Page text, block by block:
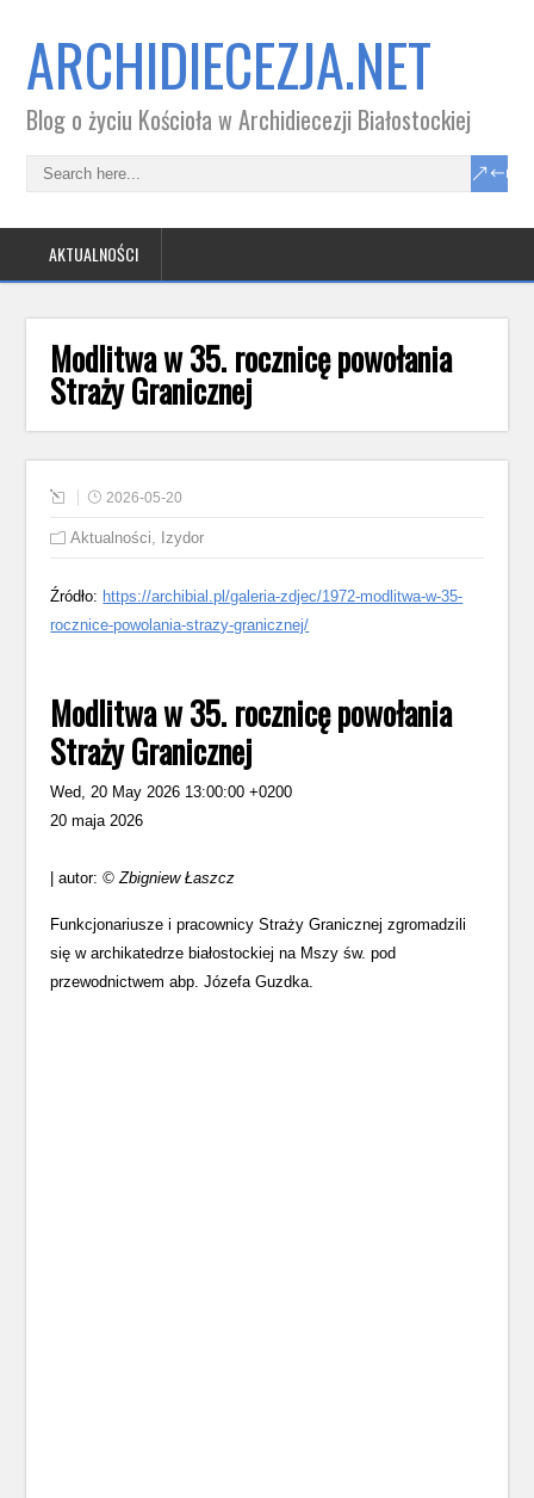
ARCHIDIECEZJA.NET
Blog o życiu Kościoła w Archidiecezji Białostockiej
AKTUALNOŚCI
Modlitwa w 35. rocznicę powołania
Straży Granicznej
2026-05-20
Aktualności, Izydor
Źródło: https://archibial.pl/galeria-zdjec/1972-modlitwa-w-35-
rocznice-powolania-strazy-granicznej/
Modlitwa w 35. rocznicę powołania
Straży Granicznej
Wed, 20 May 2026 13:00:00 +0200
20 maja 2026
| autor:© Zbigniew Łaszcz
Funkcjonariusze i pracownicy Straży Granicznej zgromadzili
się w archikatedrze białostockiej na Mszy św. pod
przewodnictwem abp. Józefa Guzdka.